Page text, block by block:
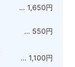
… 1,650円
… 550円
… 1,100円